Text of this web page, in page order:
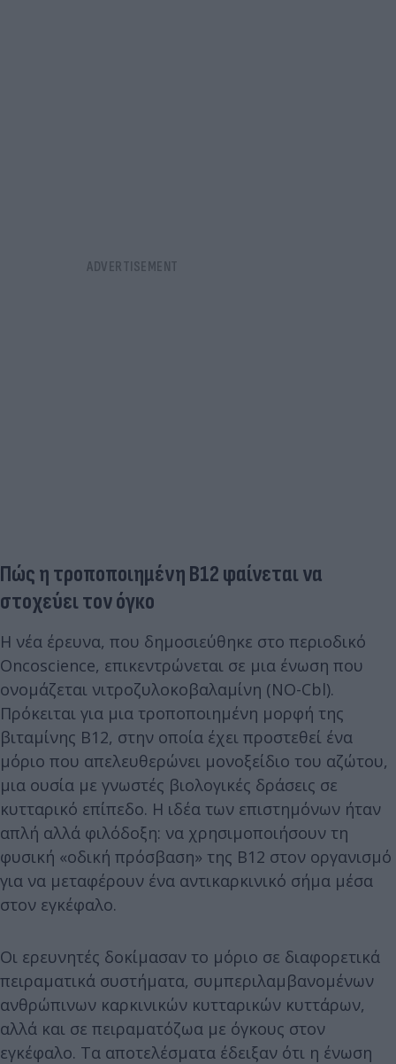
Πώς η τροποποιημένη Β12 φαίνεται να
στοχεύει τον όγκο
Η νέα έρευνα, που δημοσιεύθηκε στο περιοδικό
Oncoscience, επικεντρώνεται σε μια ένωση που
ονομάζεται νιτροζυλοκοβαλαμίνη (NO-Cbl).
Πρόκειται για μια τροποποιημένη μορφή της
βιταμίνης Β12, στην οποία έχει προστεθεί ένα
μόριο που απελευθερώνει μονοξείδιο του αζώτου,
μια ουσία με γνωστές βιολογικές δράσεις σε
κυτταρικό επίπεδο. Η ιδέα των επιστημόνων ήταν
απλή αλλά φιλόδοξη: να χρησιμοποιήσουν τη
φυσική «οδική πρόσβαση» της Β12 στον οργανισμό
για να μεταφέρουν ένα αντικαρκινικό σήμα μέσα
στον εγκέφαλο.
Οι ερευνητές δοκίμασαν το μόριο σε διαφορετικά
πειραματικά συστήματα, συμπεριλαμβανομένων
ανθρώπινων καρκινικών κυτταρικών κυττάρων,
αλλά και σε πειραματόζωα με όγκους στον
εγκέφαλο. Τα αποτελέσματα έδειξαν ότι η ένωση